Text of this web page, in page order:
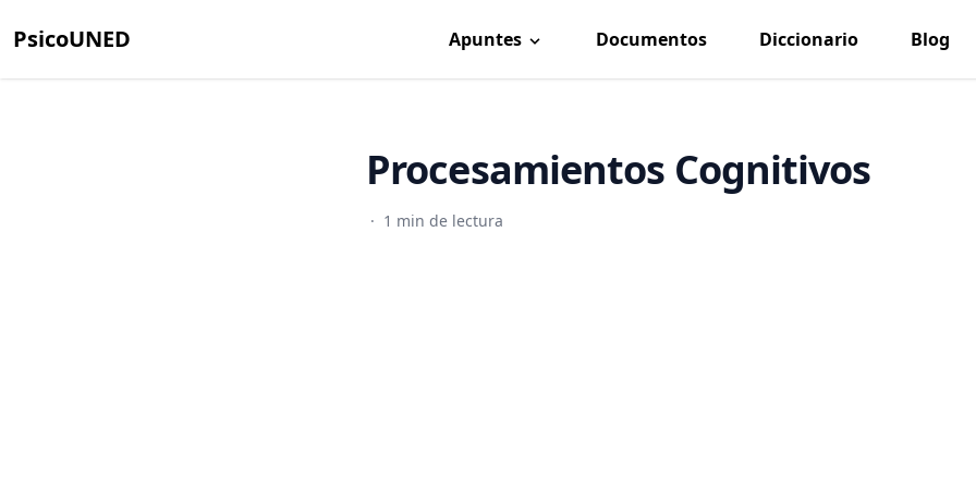
PsicoUNED Apuntes Documentos Diccionario Blog
Procesamientos Cognitivos
· 1 min de lectura